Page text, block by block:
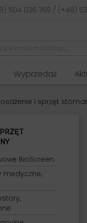
504 036 768 / (+48)
Wyprzedaż
i sprzęt
BioScreen
medyczne,